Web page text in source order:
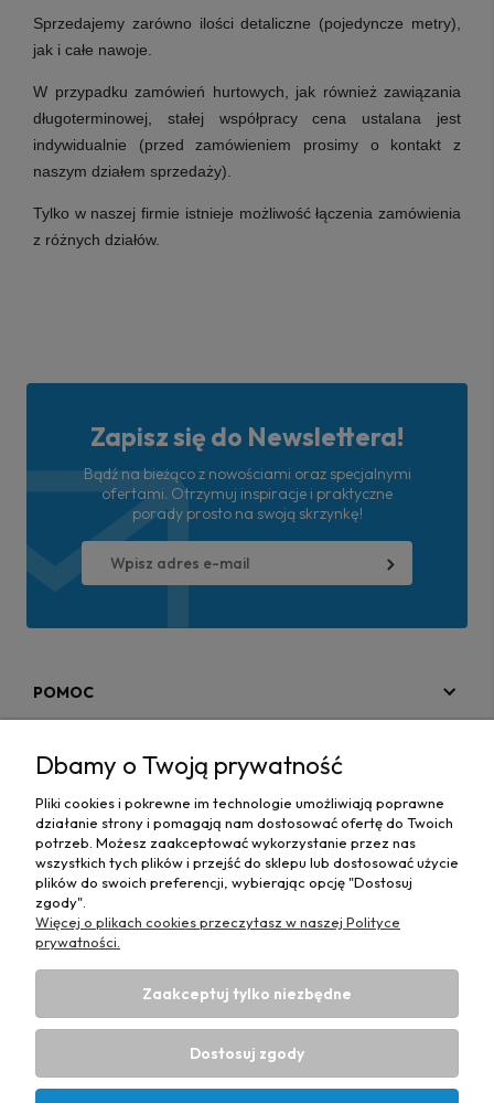
Sprzedajemy zarówno ilości detaliczne (pojedyncze metry),
jak i całe nawoje.
W przypadku zamówień hurtowych, jak również zawiązania
długoterminowej, stałej współpracy cena ustalana jest
indywidualnie (przed zamówieniem prosimy o kontakt z
naszym działem sprzedaży).
Tylko w naszej firmie istnieje możliwość łączenia zamówienia
z różnych działów.
Zapisz się do Newslettera!
Bądź na bieżąco z nowościami oraz specjalnymi
ofertami. Otrzymuj inspiracje i praktyczne
porady prosto na swoją skrzynkę!
POMOC
MAPA STRONY
INFORMACJE
Hurtownia materiałów tapicerskich Adrian| ul. Chorzowska
50e, 44-100 Gliwice, woj. śląskie | E-mail:
6312703341
Dbamy o Twoją prywatność
Pliki cookies i pokrewne im technologie umożliwiają poprawne
działanie strony i pomagają nam dostosować ofertę do Twoich
potrzeb. Możesz zaakceptować wykorzystanie przez nas
wszystkich tych plików i przejść do sklepu lub dostosować użycie
plików do swoich preferencji, wybierając opcję "Dostosuj
zgody".
Więcej o plikach cookies przeczytasz w naszej Polityce
prywatności.
Zaakceptuj tylko niezbędne
Dostosuj zgody